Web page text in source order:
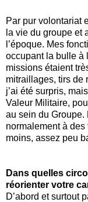
Par pur volontariat
la vie du groupe et
l’époque. Mes
occupant la bulle à
missions étaient
mitraillages, tirs de
j’ai été surpris,
Valeur Militaire,
au sein du Groupe.
normalement à des
moins, assez peu
Dans quelles
réorienter votre
D’abord et surtout